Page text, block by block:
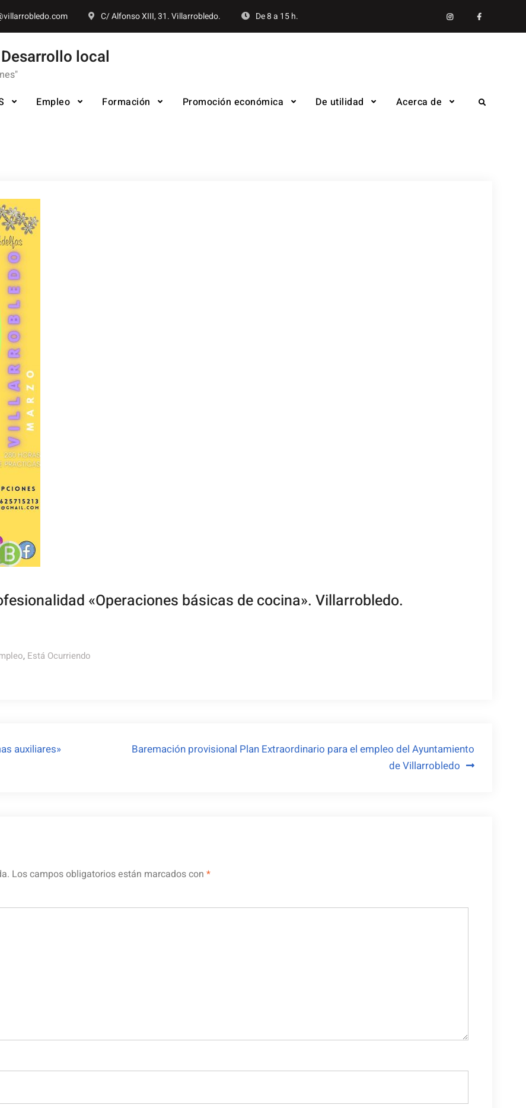
C/ Alfonso XIII, 31. Villarrobledo. De 8 a 15 h. Instagramfacebook
local
Empleo Formación Promoción económica De utilidad Acerca de Search
«Operaciones básicas de cocina». Villarrobledo.
, Está Ocurriendo
auxiliares»
Baremación provisional Plan Extraordinario para el empleo del Ayuntamiento
de Villarrobledo
Los campos obligatorios están marcados con *